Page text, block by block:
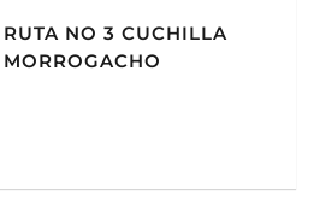
NO 3 CUCHILLA